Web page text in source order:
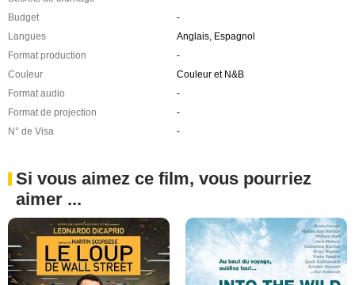
Budget
-
Langues
Anglais, Espagnol
Format production
-
Couleur
Couleur et N&B
Format audio
-
Format de projection
-
N° de Visa
-
Si vous aimez ce film, vous pourriez
aimer ...